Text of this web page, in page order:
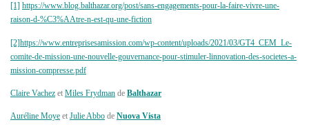
[1] https://www.blog.balthazar.org/post/sans-engagements-pour-la-faire-vivre-une-
raison-d-%C3%AAtre-n-est-qu-une-fiction
[2]https://www.entreprisesamission.com/wp-content/uploads/2021/03/GT4_CEM_Le-
comite-de-mission-une-nouvelle-gouvernance-pour-stimuler-linnovation-des-societes-a-
mission-compresse.pdf
Claire Vachez et Miles Frydman de Balthazar
Auréline Moye et Julie Abbo de Nuova Vista